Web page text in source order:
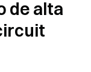
de alta